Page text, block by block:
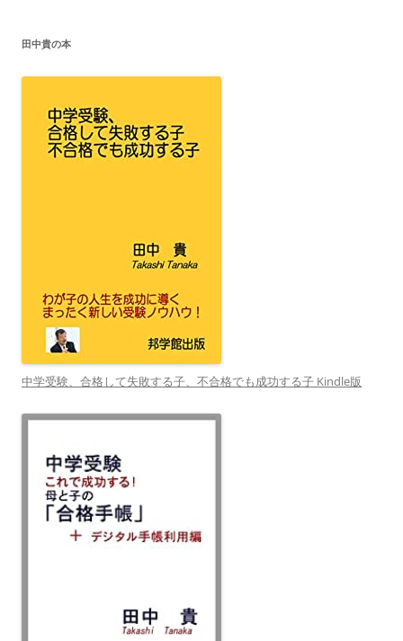
田中貴の本
中学受験、合格して失敗する子、不合格でも成功する子 Kindle版